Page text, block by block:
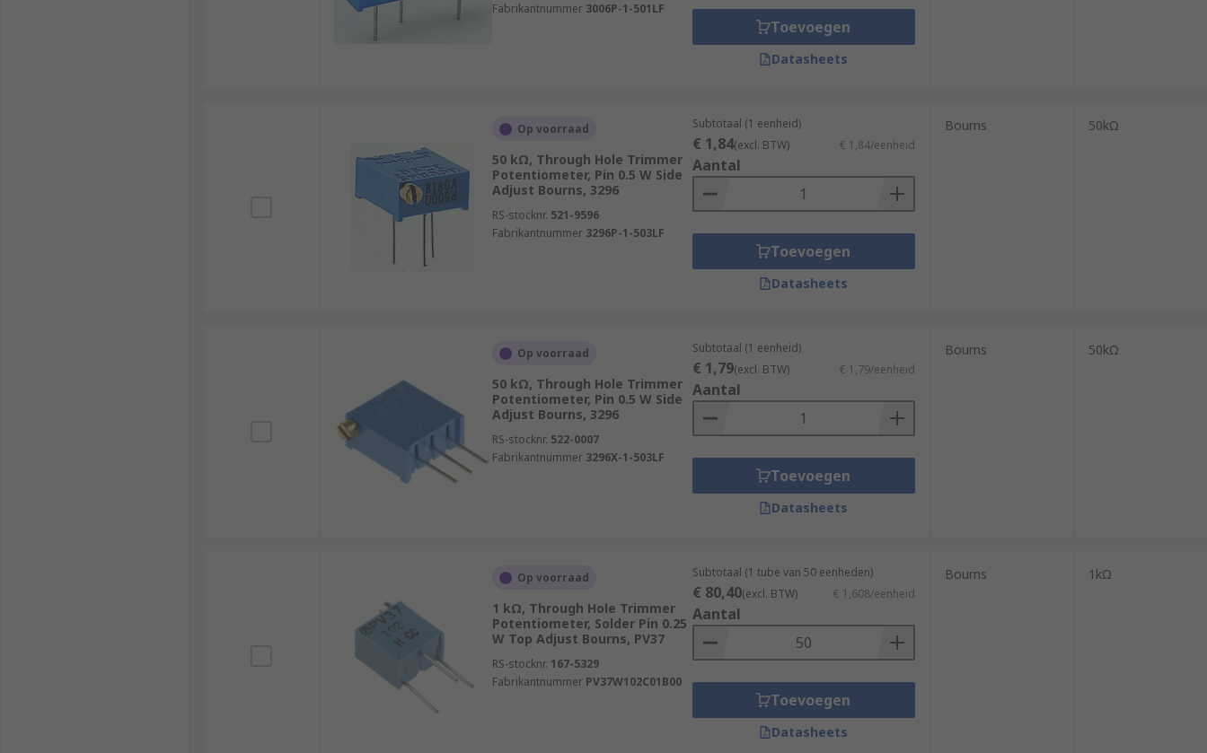
Fabrikantnummer 3006P-1-501LF
Toevoegen
Datasheets
Op voorraad
50 kΩ, Through Hole Trimmer
Potentiometer, Pin 0.5 W Side
Adjust Bourns, 3296
RS-stocknr. 521-9596
Fabrikantnummer 3296P-1-503LF
Subtotaal (1 eenheid)
€ 1,84(excl. BTW) € 1,84/eenheid
Aantal
Toevoegen
Datasheets
Bourns 50kΩ
Op voorraad
50 kΩ, Through Hole Trimmer
Potentiometer, Pin 0.5 W Side
Adjust Bourns, 3296
RS-stocknr. 522-0007
Fabrikantnummer 3296X-1-503LF
Subtotaal (1 eenheid)
€ 1,79(excl. BTW) € 1,79/eenheid
Aantal
Toevoegen
Datasheets
Bourns 50kΩ
Op voorraad
1 kΩ, Through Hole Trimmer
Potentiometer, Solder Pin 0.25
W Top Adjust Bourns, PV37
RS-stocknr. 167-5329
Fabrikantnummer PV37W102C01B00
Subtotaal (1 tube van 50 eenheden)
€ 80,40(excl. BTW) € 1,608/eenheid
Aantal
Toevoegen
Datasheets
Bourns 1kΩ